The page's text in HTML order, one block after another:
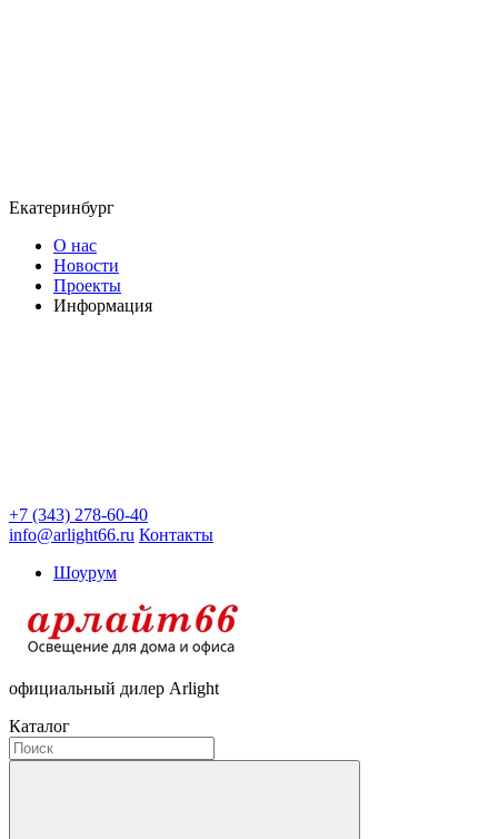
Екатеринбург
О нас
Новости
Проекты
Информация
+7 (343) 278-60-40
info@arlight66.ru Контакты
Шоурум
официальный дилер Arlight
Каталог